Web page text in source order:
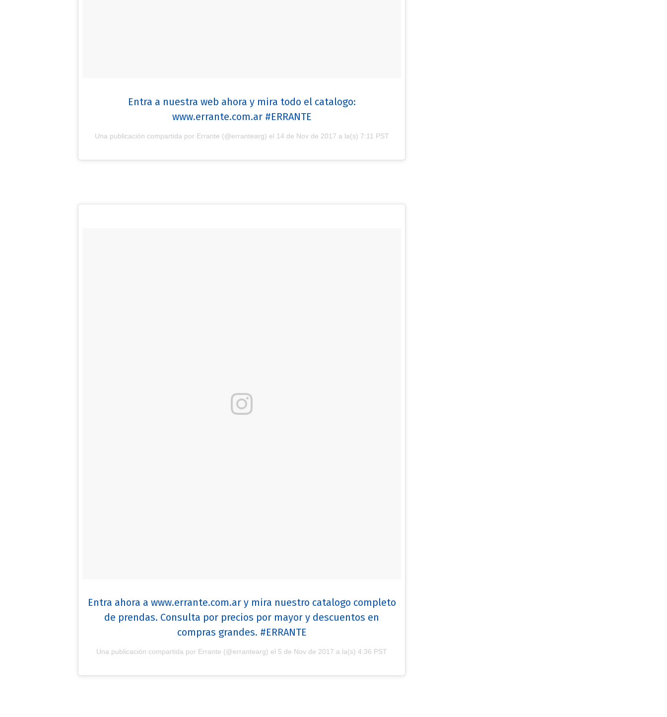
Entra a nuestra web ahora y mira todo el catalogo:
www.errante.com.ar #ERRANTE
Una publicación compartida por Errante (@errantearg) el 14 de Nov de 2017 a la(s) 7:11 PST
Entra ahora a www.errante.com.ar y mira nuestro catalogo completo
de prendas. Consulta por precios por mayor y descuentos en
compras grandes. #ERRANTE
Una publicación compartida por Errante (@errantearg) el 5 de Nov de 2017 a la(s) 4:36 PST